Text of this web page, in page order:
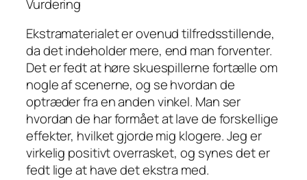
Vurdering
Ekstramaterialet er ovenud tilfredsstillende,
da det indeholder mere, end man forventer.
Det er fedt at høre skuespillerne fortælle om
nogle af scenerne, og se hvordan de
optræder fra en anden vinkel. Man ser
hvordan de har formået at lave de forskellige
effekter, hvilket gjorde mig klogere. Jeg er
virkelig positivt overrasket, og synes det er
fedt lige at have det ekstra med.